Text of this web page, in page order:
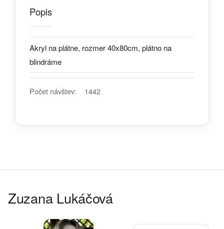
Popis
Akryl na plátne, rozmer 40x80cm, plátno na
blindráme
Počet návštev: 1442
Zuzana Lukáčová